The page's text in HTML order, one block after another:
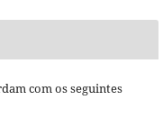
com os seguintes